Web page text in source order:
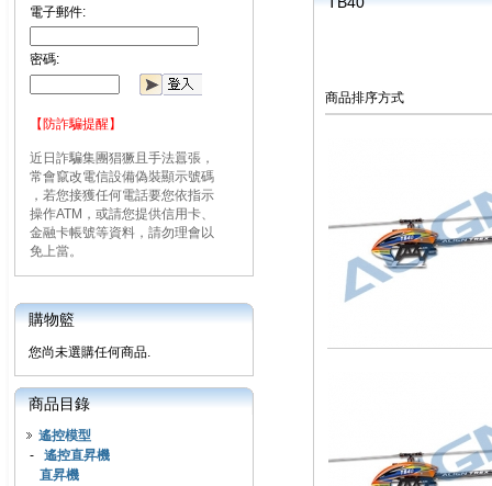
電子郵件:
密碼:
【防詐騙提醒】
近日詐騙集團猖獗且手法囂張，
常會竄改電信設備偽裝顯示號碼
，若您接獲任何電話要您依指示
操作ATM，或請您提供信用卡、
金融卡帳號等資料，請勿理會以
免上當。
購物籃
您尚未選購任何商品.
商品目錄
遙控模型
- 遙控直昇機
直昇機
商品排序方式